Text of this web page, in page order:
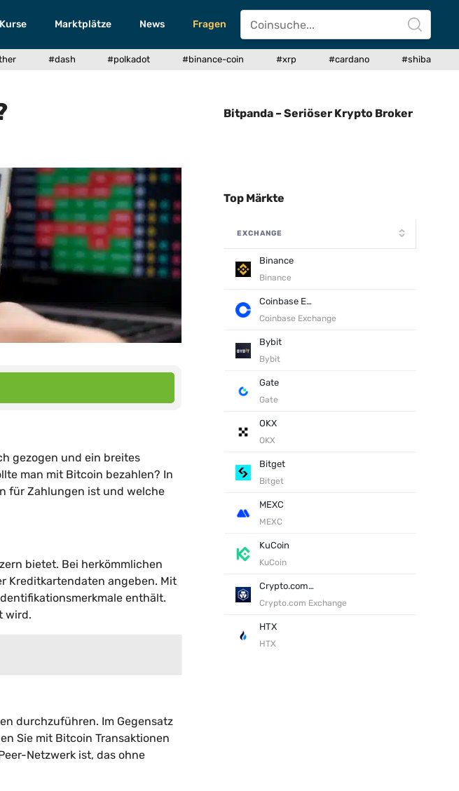
Kurse Marktplätze News Fragen
#dash #polkadot #binance-coin #xrp #cardano #shiba
gezogen und ein breites
man mit Bitcoin bezahlen? In
für Zahlungen ist und welche
bietet. Bei herkömmlichen
Kreditkartendaten angeben. Mit
enthält.
wird.
durchzuführen. Im Gegensatz
Sie mit Bitcoin Transaktionen
Netzwerk ist, das ohne
Bitpanda – Seriöser Krypto Broker
Top Märkte
EXCHANGE
Binance
Binance
Coinbase Exchange
Coinbase Exchange
Bybit
Bybit
Gate
Gate
OKX
OKX
Bitget
Bitget
MEXC
MEXC
KuCoin
KuCoin
Crypto.com Exchange
Crypto.com Exchange
HTX
HTX